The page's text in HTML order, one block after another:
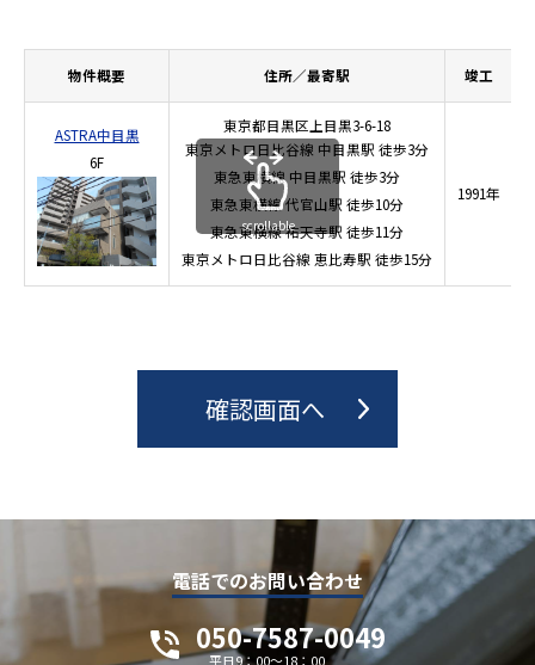
物件概要 住所／最寄駅 竣工
ASTRA中目黒
6F
東京都目黒区上目黒3-6-18
東京メトロ日比谷線 中目黒駅 徒歩3分
東急東横線 中目黒駅 徒歩3分
東急東横線代官山駅 徒歩10分
東急東横線祐天寺駅 徒歩11分
東京メトロ日比谷線 恵比寿駅 徒歩15分
1991年
scrollable
電話でのお問い合わせ
050-7587-0049
平日9：00～18：00